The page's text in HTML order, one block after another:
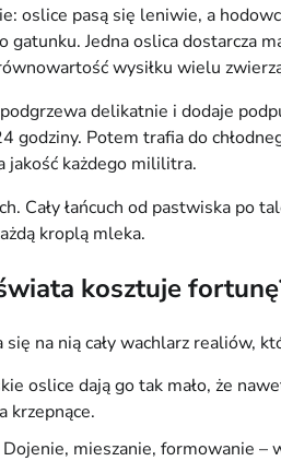
oslice pasą się leniwie, a
gatunku. Jedna oslica
wysiłku wielu
delikatnie i dodaje
godziny. Potem trafia do
jakość każdego mililitra.
Cały łańcuch od pastwiska po
kroplą mleka.
kosztuje
się na nią cały wachlarz
oslice dają go tak mało, że
krzepnące.
Dojenie, mieszanie, formowanie –